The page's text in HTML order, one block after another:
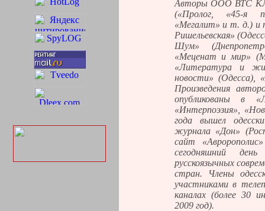
Авторы ООО ВТС
(«Пролог, «45-я
«Мегалит» и т. д.) и
Ришельевская»
Шум»
«Меценат и мир»
«Литература и
новости»
Произведения
опубликованы в
«Интерпоэзия»,
года вышел
журнала «Дон»
сайт
сегодняшний
русскоязычных
стран. Члены
участниками в
каналах (более 30
2009 год).